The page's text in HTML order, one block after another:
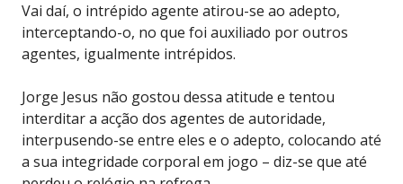
Vai daí, o intrépido agente atirou-se ao adepto,
interceptando-o, no que foi auxiliado por outros
agentes, igualmente intrépidos.
Jorge Jesus não gostou dessa atitude e tentou
interditar a acção dos agentes de autoridade,
interpusendo-se entre eles e o adepto, colocando até
a sua integridade corporal em jogo – diz-se que até